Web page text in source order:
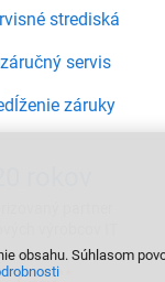
strediská
servis
záruky
obsahu. Súhlasom